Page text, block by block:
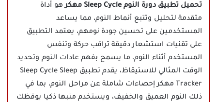
تحميل تطبيق دورة النوم Sleep Cycle مهكر
هو أداة
متقدمة لتحليل وتتبع أنماط النوم، مما يساعد
المستخدمين على تحسين جودة نومهم، يعتمد التطبيق
على تقنيات استشعار دقيقة تراقب حركة وتنفس
المستخدم أثناء النوم، ما يسمح بفهم عادات النوم وتحديد
الوقت المثالي للاستيقاظ، يقدم تطبيق Sleep Cycle Sleep
Tracker مهكر إحصاءات شاملة عن مراحل النوم، بما في
ذلك النوم العميق والخفيف، ويستخدم منبها ذكيا يوقظك